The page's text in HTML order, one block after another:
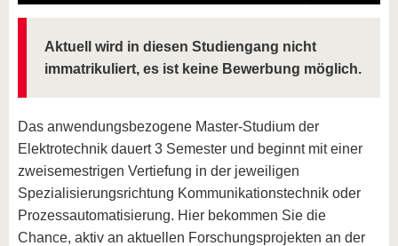
Aktuell wird in diesen Studiengang nicht
immatrikuliert, es ist keine Bewerbung möglich.
Das anwendungsbezogene Master-Studium der
Elektrotechnik dauert 3 Semester und beginnt mit einer
zweisemestrigen Vertiefung in der jeweiligen
Spezialisierungsrichtung Kommunikationstechnik oder
Prozessautomatisierung. Hier bekommen Sie die
Chance, aktiv an aktuellen Forschungsprojekten an der